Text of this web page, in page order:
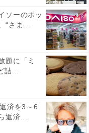
バリエーション
ボーダー以外にも多
ディネートに合わ
ソーのポッ
“さま...
題に「ミ
詰...
済を3～6
返済...